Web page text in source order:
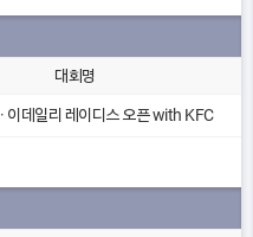
대회명
이데일리 레이디스 오픈 with KFC